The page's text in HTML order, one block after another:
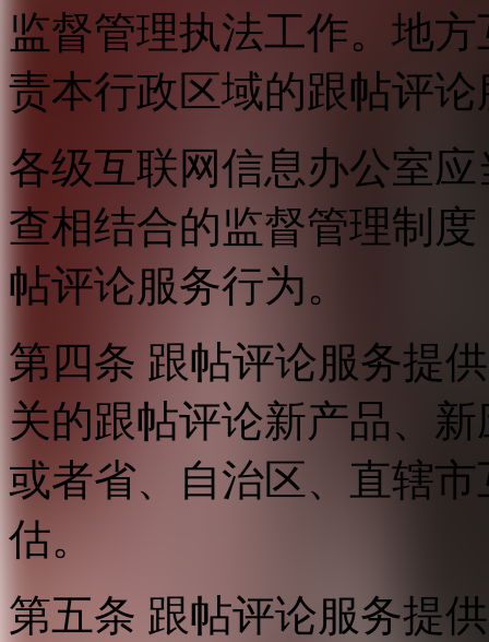
监督管理执法工作。地
责本行政区域的跟帖评
各级互联网信息办公室
查相结合的监督管理制
帖评论服务行为。
第四条 跟帖评论服务提
关的跟帖评论新产品、
或者省、自治区、直辖
估。
第五条 跟帖评论服务提